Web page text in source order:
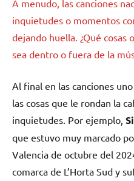
A menudo, las canciones
inquietudes o momentos
dejando huella. ¿Qué cosas
sea dentro o fuera de la
Al final en las canciones
las cosas que le rondan la
inquietudes. Por ejemplo,
que estuvo muy marcado
Valencia de octubre del
comarca de L’Horta Sud y